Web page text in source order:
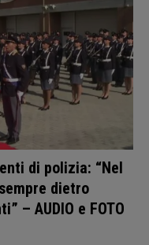
di polizia: “Nel
dietro
– AUDIO e FOTO